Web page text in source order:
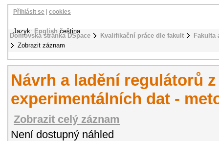
Domovská stránka DSpace Kvalifikační práce dle fakult
Fakulta
Zobrazit záznam
Přihlásit se cookies
Jazyk: English čeština
Návrh a ladění regulátorů z
experimentálních dat -
Zobrazit celý záznam
Není dostupný náhled